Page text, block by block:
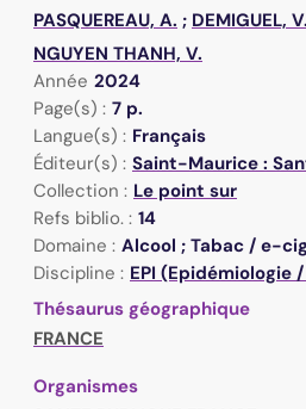
PASQUEREAU, A. ; DEMIGUEL, V.
NGUYEN THANH, V.
Année 2024
Page(s) : 7 p.
Langue(s) : Français
Éditeur(s) : Saint-Maurice :
Collection : Le point sur
Refs biblio. : 14
Domaine : Alcool ; Tabac / e-
Discipline : EPI (Epidémiologie
Thésaurus géographique
FRANCE
Organismes